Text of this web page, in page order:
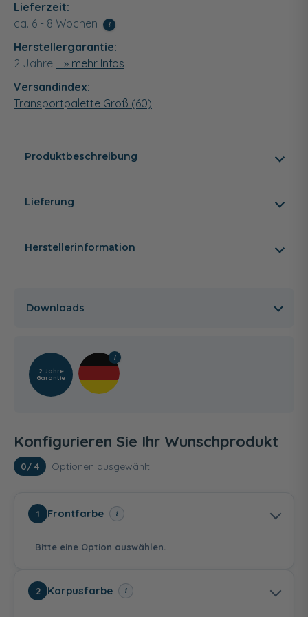
Lieferzeit:
ca. 6 - 8 Wochen
i
Herstellergarantie:
2 Jahre
» mehr Infos
Versandindex:
Transportpalette Groß (60)
Produktbeschreibung
Lieferung
Herstellerinformation
Downloads
2 Jahre
Garantie
Konfigurieren Sie Ihr Wunschprodukt
0/ 4 Optionen ausgewählt
1 Frontfarbe i
Bitte eine Option auswählen.
2 Korpusfarbe i